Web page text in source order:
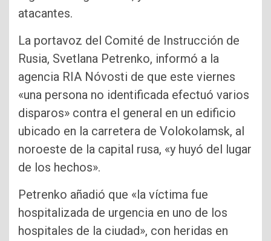
atacantes.
La portavoz del Comité de Instrucción de
Rusia, Svetlana Petrenko, informó a la
agencia RIA Nóvosti de que este viernes
«una persona no identificada efectuó varios
disparos» contra el general en un edificio
ubicado en la carretera de Volokolamsk, al
noroeste de la capital rusa, «y huyó del lugar
de los hechos».
Petrenko añadió que «la víctima fue
hospitalizada de urgencia en uno de los
hospitales de la ciudad», con heridas en